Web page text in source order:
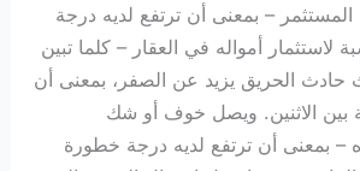
– بمعنى أن ترتفع لديه درجة
لاستثمار أمواله في العقار – كلما تبين
حادث الحريق يزيد عن الصفر، بمعنى أن
بين الاثنين. ويصل خوف أو شك
– بمعنى أن ترتفع لديه درجة خطورة